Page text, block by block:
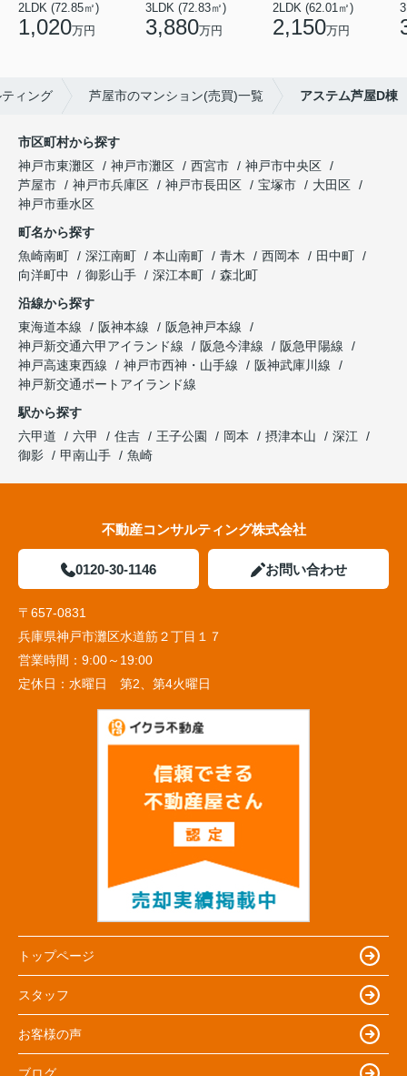
2LDK (72.85㎡)
1,020万円
3LDK (72.83㎡)
3,880万円
2LDK (62.01㎡)
2,150万円
ィング 芦屋市のマンション(売買)一覧 アステム芦屋D棟
市区町村から探す
神戸市東灘区
神戸市灘区 西宮市
神戸市中央区
芦屋市
神戸市兵庫区 神戸市長田区 宝塚市
大田区
神戸市垂水区
町名から探す
魚崎南町
深江南町 本山南町 青木 西岡本
田中町
向洋町中
御影山手 深江本町
森北町
沿線から探す
東海道本線
阪神本線
阪急神戸本線
神戸新交通六甲アイランド線
阪急今津線
阪急甲陽線
神戸高速東西線
神戸市西神・山手線
阪神武庫川線
神戸新交通ポートアイランド線
駅から探す
六甲道
六甲 住吉 王子公園 岡本 摂津本山
深江
御影
甲南山手 魚崎
不動産コンサルティング株式会社
0120-30-1146 お問い合わせ
〒657-0831
兵庫県神戸市灘区水道筋２丁目１７
営業時間： 9:00～19:00
定休日： 水曜日 第2、第4火曜日
トップページ
スタッフ
お客様の声
ブログ